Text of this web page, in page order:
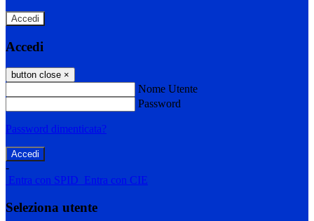
Accedi
Accedi
button close ×
Nome Utente
Password
Password dimenticata?
-
Entra con SPID Entra con CIE
Seleziona utente